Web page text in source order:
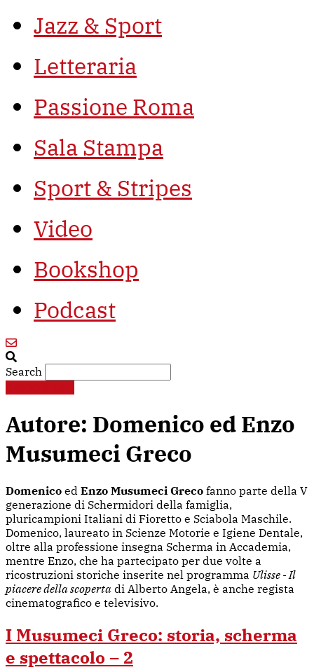
Jazz & Sport
Letteraria
Passione Roma
Sala Stampa
Sport & Stripes
Video
Bookshop
Podcast
Search
Autore: Domenico ed Enzo
Musumeci Greco
Domenico ed Enzo Musumeci Greco fanno parte della V
generazione di Schermidori della famiglia,
pluricampioni Italiani di Fioretto e Sciabola Maschile.
Domenico, laureato in Scienze Motorie e Igiene Dentale,
oltre alla professione insegna Scherma in Accademia,
mentre Enzo, che ha partecipato per due volte a
ricostruzioni storiche inserite nel programma Ulisse - Il
piacere della scoperta di Alberto Angela, è anche regista
cinematografico e televisivo.
I Musumeci Greco: storia, scherma
e spettacolo – 2